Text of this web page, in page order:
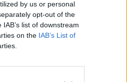
by us or personal
opt-out of the
list of downstream
on the IAB’s List of